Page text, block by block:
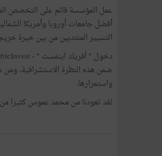
عمل المؤسسة قائم على التخصص
أفضل جامعات أوروبا وأمريكا
التسيير المنتدبين من بين خيرة
ضمن هذه النظرة الاستشرافية،
واستمرارها.
لقد تعودنا من محمد عموس كثيرا